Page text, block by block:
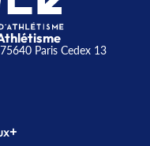
Paris Cedex 13
+